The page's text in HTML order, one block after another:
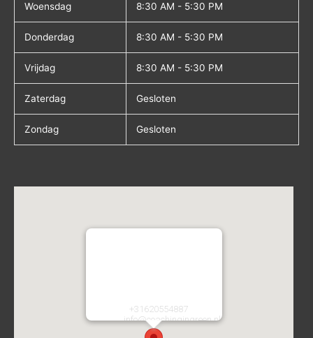
Woensdag 8:30 AM - 5:30 PM
Donderdag 8:30 AM - 5:30 PM
Vrijdag 8:30 AM - 5:30 PM
Zaterdag Gesloten
Zondag Gesloten
+31620554887
E-mail:info@coachingingreen.nl
https://coachingingreen.nl/